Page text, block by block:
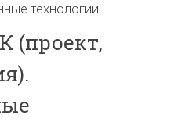
технологии
(проект,